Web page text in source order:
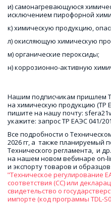
и) самонагревающуюся
исключением пирофорной
к) химическую продукцию,
л) окисляющую химическую
м) органические пероксиды;
н) коррозионно-активную
Нашим подписчикам пришлем
на химическую продукцию (ТР
пишите на нашу почту:
укажите: запрос ТР ЕАЭС 041/
Все подробности о
2026 гг, а  также планируемый
Технического регламента,  и
на нашем новом вебинаре on-
"Техническое регулирование
соответствия (СС) или
свидетельство о
импорте (код программы TDL-